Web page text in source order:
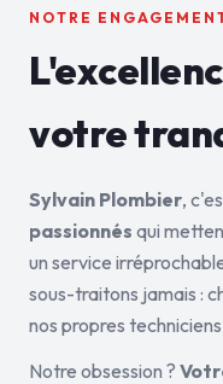
NOTRE
votre
Sylvain Plombier,
passionnés qui
un service
sous-traitons jamais :
nos propres
Notre obsession ?